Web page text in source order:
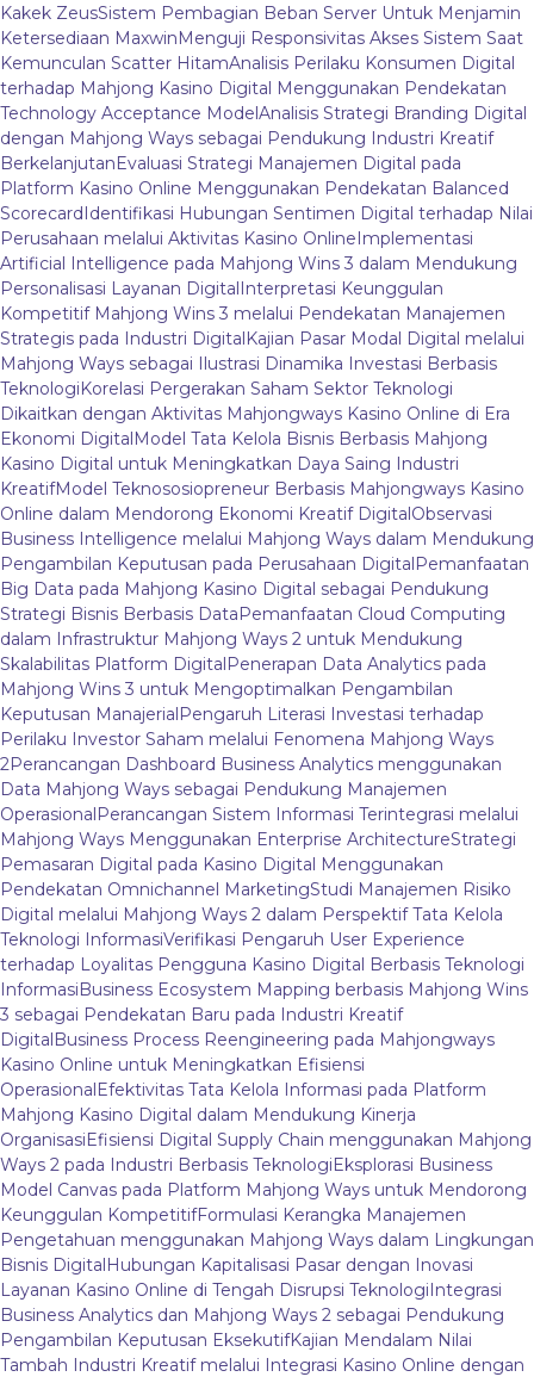
Kakek ZeusSistem Pembagian Beban Server Untuk Menjamin
Ketersediaan MaxwinMenguji Responsivitas Akses Sistem Saat
Kemunculan Scatter HitamAnalisis Perilaku Konsumen Digital
terhadap Mahjong Kasino Digital Menggunakan Pendekatan
Technology Acceptance ModelAnalisis Strategi Branding Digital
dengan Mahjong Ways sebagai Pendukung Industri Kreatif
BerkelanjutanEvaluasi Strategi Manajemen Digital pada
Platform Kasino Online Menggunakan Pendekatan Balanced
ScorecardIdentifikasi Hubungan Sentimen Digital terhadap Nilai
Perusahaan melalui Aktivitas Kasino OnlineImplementasi
Artificial Intelligence pada Mahjong Wins 3 dalam Mendukung
Personalisasi Layanan DigitalInterpretasi Keunggulan
Kompetitif Mahjong Wins 3 melalui Pendekatan Manajemen
Strategis pada Industri DigitalKajian Pasar Modal Digital melalui
Mahjong Ways sebagai Ilustrasi Dinamika Investasi Berbasis
TeknologiKorelasi Pergerakan Saham Sektor Teknologi
Dikaitkan dengan Aktivitas Mahjongways Kasino Online di Era
Ekonomi DigitalModel Tata Kelola Bisnis Berbasis Mahjong
Kasino Digital untuk Meningkatkan Daya Saing Industri
KreatifModel Teknososiopreneur Berbasis Mahjongways Kasino
Online dalam Mendorong Ekonomi Kreatif DigitalObservasi
Business Intelligence melalui Mahjong Ways dalam Mendukung
Pengambilan Keputusan pada Perusahaan DigitalPemanfaatan
Big Data pada Mahjong Kasino Digital sebagai Pendukung
Strategi Bisnis Berbasis DataPemanfaatan Cloud Computing
dalam Infrastruktur Mahjong Ways 2 untuk Mendukung
Skalabilitas Platform DigitalPenerapan Data Analytics pada
Mahjong Wins 3 untuk Mengoptimalkan Pengambilan
Keputusan ManajerialPengaruh Literasi Investasi terhadap
Perilaku Investor Saham melalui Fenomena Mahjong Ways
2Perancangan Dashboard Business Analytics menggunakan
Data Mahjong Ways sebagai Pendukung Manajemen
OperasionalPerancangan Sistem Informasi Terintegrasi melalui
Mahjong Ways Menggunakan Enterprise ArchitectureStrategi
Pemasaran Digital pada Kasino Digital Menggunakan
Pendekatan Omnichannel MarketingStudi Manajemen Risiko
Digital melalui Mahjong Ways 2 dalam Perspektif Tata Kelola
Teknologi InformasiVerifikasi Pengaruh User Experience
terhadap Loyalitas Pengguna Kasino Digital Berbasis Teknologi
InformasiBusiness Ecosystem Mapping berbasis Mahjong Wins
3 sebagai Pendekatan Baru pada Industri Kreatif
DigitalBusiness Process Reengineering pada Mahjongways
Kasino Online untuk Meningkatkan Efisiensi
OperasionalEfektivitas Tata Kelola Informasi pada Platform
Mahjong Kasino Digital dalam Mendukung Kinerja
OrganisasiEfisiensi Digital Supply Chain menggunakan Mahjong
Ways 2 pada Industri Berbasis TeknologiEksplorasi Business
Model Canvas pada Platform Mahjong Ways untuk Mendorong
Keunggulan KompetitifFormulasi Kerangka Manajemen
Pengetahuan menggunakan Mahjong Ways dalam Lingkungan
Bisnis DigitalHubungan Kapitalisasi Pasar dengan Inovasi
Layanan Kasino Online di Tengah Disrupsi TeknologiIntegrasi
Business Analytics dan Mahjong Ways 2 sebagai Pendukung
Pengambilan Keputusan EksekutifKajian Mendalam Nilai
Tambah Industri Kreatif melalui Integrasi Kasino Online dengan